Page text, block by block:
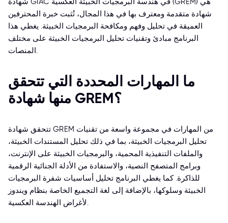
شهادة متقدمة ومعترف بها في هذا المجال، تُثبت خبرة المحترفين
العميقة في تحليل وفهم ومكافحة البرمجيات الخبيثة. يغطي هذا
البرنامج مبادئ وتقنيات تحليل البرمجيات الخبيثة على مختلف
المنصات.
ما المهارات المحددة التي تتحقق
منها شهادة GREM؟
تتحقق شهادة GREM من المهارات في مجموعة واسعة من تقنيات
تحليل البرمجيات الخبيثة، بما في ذلك تحليل المستندات الخبيثة،
والملفات التنفيذية المحمية، والبرمجيات الخبيثة على الإنترنت،
وبرامج المتصفح النصية، والاستفادة من الأدلة الجنائية الرقمية
للذاكرة. كما يغطي البرنامج تحليل أساسيات شفرة البرمجيات
الخبيثة وسلوكها، بالإضافة إلى لغة التجميع الخاصة بنظام ويندوز
لأغراض الهندسة العكسية.